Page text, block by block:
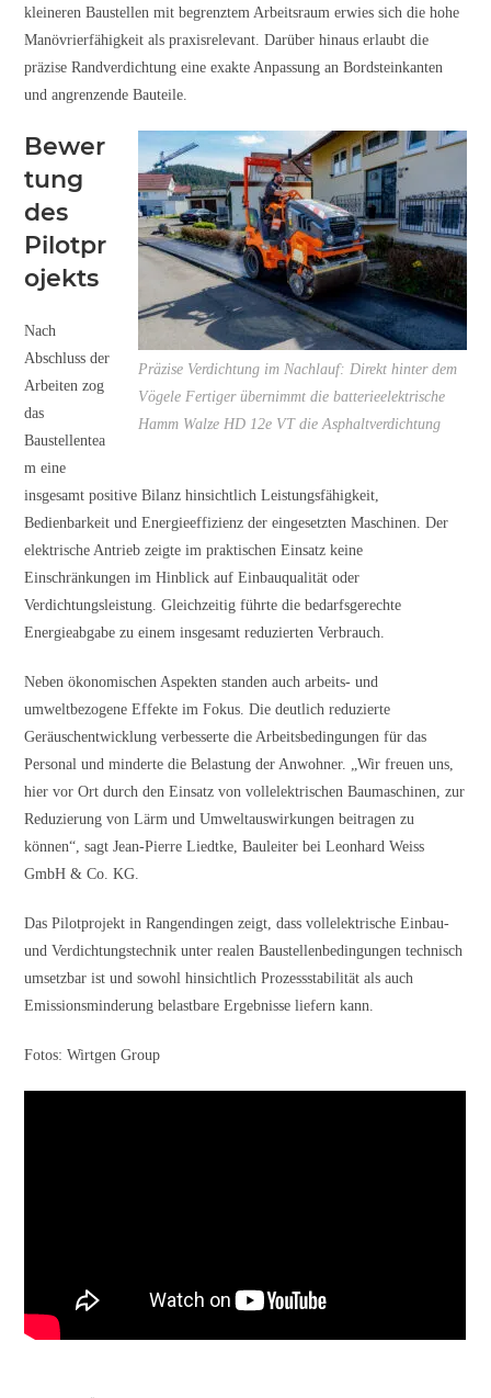
kleineren Baustellen mit begrenztem Arbeitsraum erwies sich die hohe
Manövrierfähigkeit als praxisrelevant. Darüber hinaus erlaubt die
präzise Randverdichtung eine exakte Anpassung an Bordsteinkanten
und angrenzende Bauteile.
Präzise Verdichtung im Nachlauf: Direkt hinter dem
Vögele Fertiger übernimmt die batterieelektrische
Hamm Walze HD 12e VT die Asphaltverdichtung
Bewer
tung
des
Pilotpr
ojekts
Nach
Abschluss der
Arbeiten zog
das
Baustellentea
m eine
insgesamt positive Bilanz hinsichtlich Leistungsfähigkeit,
Bedienbarkeit und Energieeffizienz der eingesetzten Maschinen. Der
elektrische Antrieb zeigte im praktischen Einsatz keine
Einschränkungen im Hinblick auf Einbauqualität oder
Verdichtungsleistung. Gleichzeitig führte die bedarfsgerechte
Energieabgabe zu einem insgesamt reduzierten Verbrauch.
Neben ökonomischen Aspekten standen auch arbeits- und
umweltbezogene Effekte im Fokus. Die deutlich reduzierte
Geräuschentwicklung verbesserte die Arbeitsbedingungen für das
Personal und minderte die Belastung der Anwohner. „Wir freuen uns,
hier vor Ort durch den Einsatz von vollelektrischen Baumaschinen, zur
Reduzierung von Lärm und Umweltauswirkungen beitragen zu
können“, sagt Jean-Pierre Liedtke, Bauleiter bei Leonhard Weiss
GmbH & Co. KG.
Das Pilotprojekt in Rangendingen zeigt, dass vollelektrische Einbau-
und Verdichtungstechnik unter realen Baustellenbedingungen technisch
umsetzbar ist und sowohl hinsichtlich Prozessstabilität als auch
Emissionsminderung belastbare Ergebnisse liefern kann.
Fotos: Wirtgen Group